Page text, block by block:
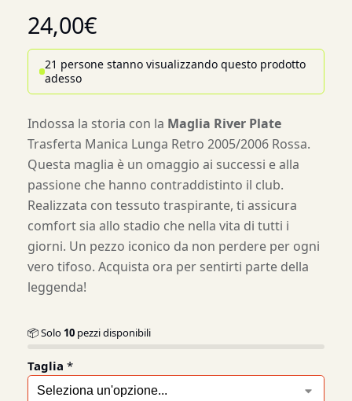
24,00€
21 persone stanno visualizzando questo prodotto
adesso
Indossa la storia con la Maglia River Plate
Trasferta Manica Lunga Retro 2005/2006 Rossa.
Questa maglia è un omaggio ai successi e alla
passione che hanno contraddistinto il club.
Realizzata con tessuto traspirante, ti assicura
comfort sia allo stadio che nella vita di tutti i
giorni. Un pezzo iconico da non perdere per ogni
vero tifoso. Acquista ora per sentirti parte della
leggenda!
📦 Solo 10 pezzi disponibili
Taglia *